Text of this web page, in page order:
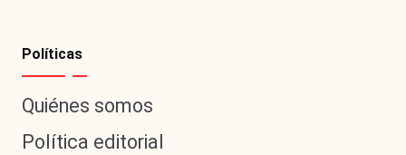
Políticas
Quiénes somos
Política editorial